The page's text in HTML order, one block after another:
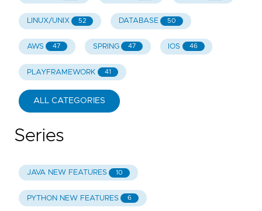
LINUX/UNIX 52 DATABASE 50
AWS 47 SPRING 47 IOS 46
PLAYFRAMEWORK 41
ALL CATEGORIES
Series
JAVA NEW FEATURES 10
PYTHON NEW FEATURES 6